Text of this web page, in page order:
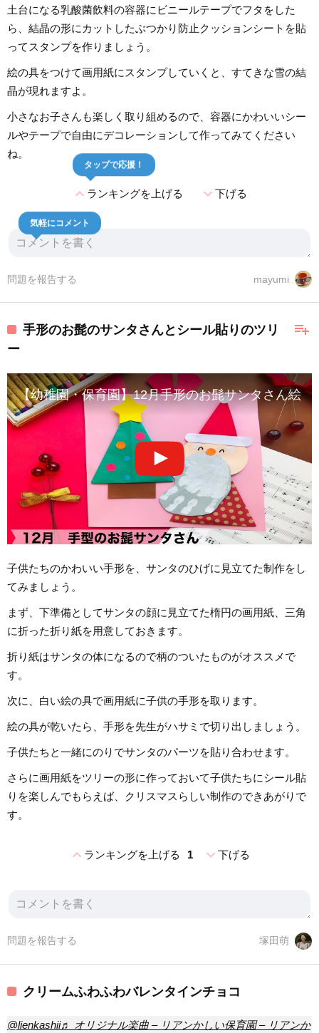
土台になる乳酸菌飲料の容器にビニールテープでフタをした
ら、結晶の形にカットしたぶつかり防止クッションシートを貼
ってスタンプを作りましょう。
絵の具をつけて画用紙にスタンプしていくと、すてきな雪の結
晶が現れますよ。
小さなお子さんも楽しく取り組めるので、容器にかわいいシー
ルやテープで自由にデコレーションして作ってみてください
ね。
expand_lessランキングを上げる
タップで応援！
expand_more下げる
気軽にコメント
mayumi
問題を報告する
playlist_add
手形のお髭のサンタさんとシール貼りのツリ
ー
【幼稚園・保育園】12月手形のお髭サンタさん絵画
子供たちのかわいい手形を、サンタのひげに見立てた制作をし
てみましょう。
まず、下準備としてサンタの顔に見立てた楕円の画用紙、三角
に折った折り紙を用意しておきます。
折り紙はサンタの体になるので柄のついたものがオススメで
す。
次に、白い絵の具で画用紙に子供の手形を取ります。
絵の具が乾いたら、手形を先生がハサミで切り出しましょう。
子供たちと一緒にのりでサンタのパーツを貼り合わせます。
さらに画用紙をツリーの形に作っておいて子供たちにシール貼
りを楽しんでもらえば、クリスマスらしい制作のできあがりで
す。
expand_lessランキングを上げる 1 expand_more下げる
塚田萌
問題を報告する
クリームふわふわバレンタインチョコ
@lienkashii♬ オリジナル楽曲 – リアンかしい保育園 – リアンか